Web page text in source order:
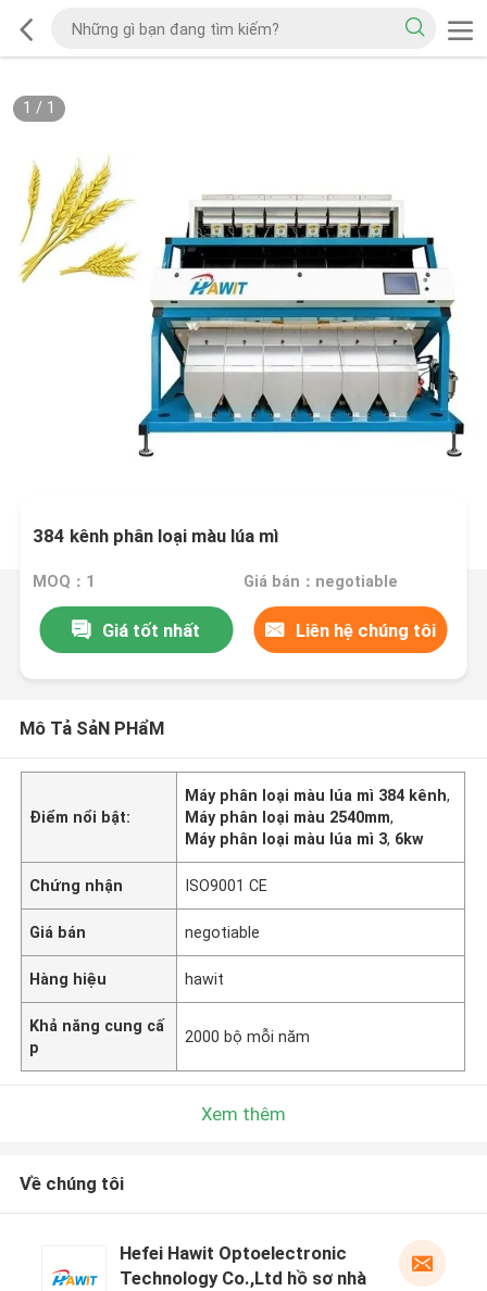
1 / 1
384 kênh phân loại màu lúa mì
MOQ：1 Giá bán：negotiable
Giá tốt nhất Liên hệ chúng tôi
Mô Tả SảN PHẩM
Điểm nổi bật:
Máy phân loại màu lúa mì 384 kênh,
Máy phân loại màu 2540mm,
Máy phân loại màu lúa mì 3, 6kw
Chứng nhận ISO9001 CE
Giá bán negotiable
Hàng hiệu hawit
Khả năng cung cấ
p
2000 bộ mỗi năm
Xem thêm
Về chúng tôi
Hefei Hawit Optoelectronic
Technology Co.,Ltd hồ sơ nhà